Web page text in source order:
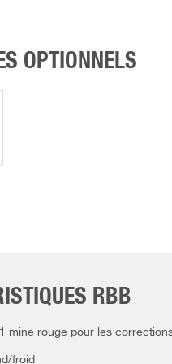
OPTIONNELS
RBB
mine rouge pour les
froid